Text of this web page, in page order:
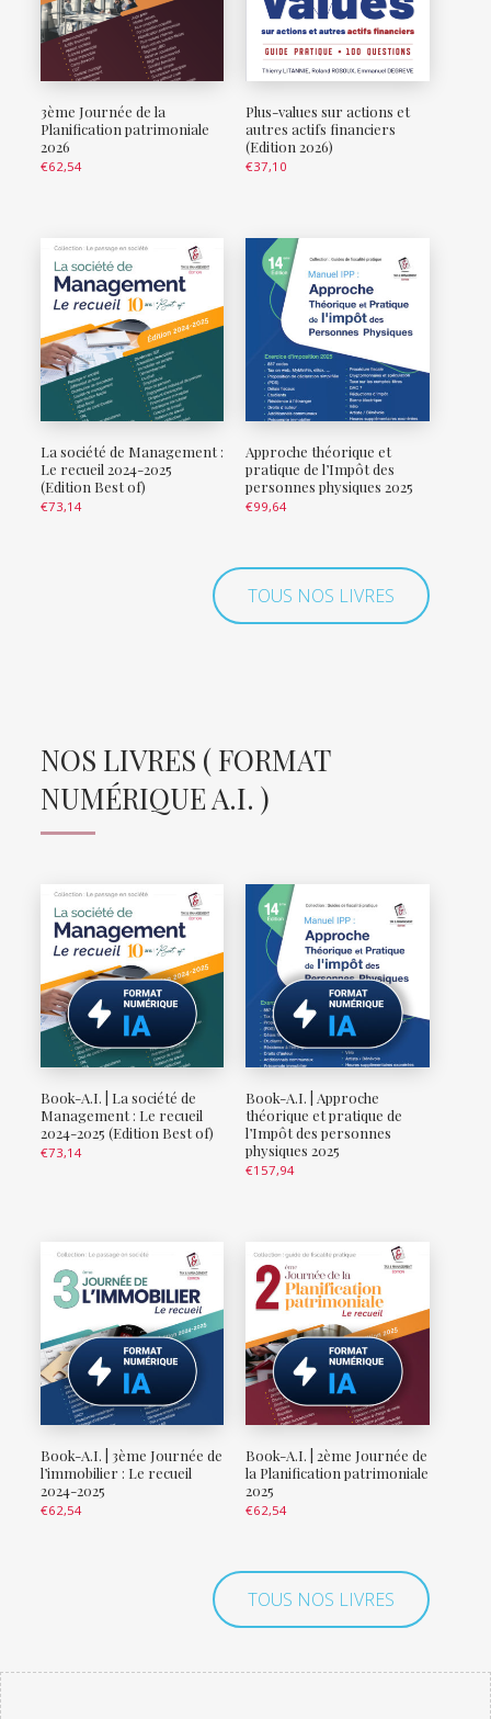
3ème Journée de la
Planification patrimoniale
2026
€62,54
Plus-values sur actions et
autres actifs financiers
(Edition 2026)
€37,10
La société de Management :
Le recueil 2024-2025
(Edition Best of)
€73,14
Approche théorique et
pratique de l’Impôt des
personnes physiques 2025
€99,64
TOUS NOS LIVRES
NOS LIVRES ( FORMAT
NUMÉRIQUE A.I. )
Book-A.I. | La société de
Management : Le recueil
2024-2025 (Edition Best of)
€73,14
Book-A.I. | Approche
théorique et pratique de
l’Impôt des personnes
physiques 2025
€157,94
Book-A.I. | 3ème Journée de
l’immobilier : Le recueil
2024-2025
€62,54
Book-A.I. | 2ème Journée de
la Planification patrimoniale
2025
€62,54
TOUS NOS LIVRES